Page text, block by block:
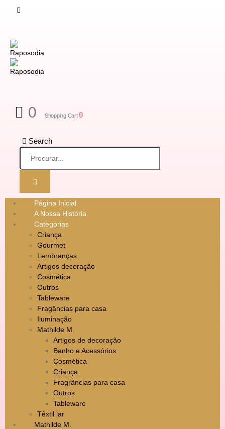
0 Shopping Cart0
Search
Página Inicial
A Nossa História
Categorias
Criança
Gourmet
Lembranças
Artigos decoração
Cosmética
Outros
Tableware
Fragâncias para casa
Iluminação
Mathilde M.
Artigos de decoração
Banho e Acessórios
Cosmética
Criança
Fragrâncias para casa
Outros
Tableware
Têxtil lar
Mathilde M.